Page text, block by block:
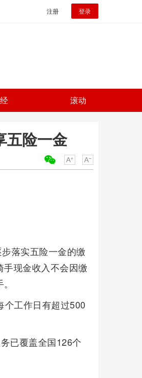
注册 登录
滚动
五险一金
落实五险一金的缴
现金收入不会因缴
个工作日有超过500
已覆盖全国126个